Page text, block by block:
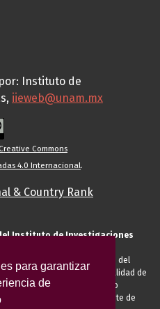
para garantizar
de
Instituto de
iieweb@unam.mx
Commons
4.0 Internacional.
Instituto de Investigaciones
de la UNAM, es responsable del
el registro de usted en calidad de
académica, conferencista o
visitante, proveedor o cliente de